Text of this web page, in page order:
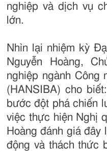
nghiệp và dịch vụ
lớn.
Nhìn lại nhiệm kỳ
Nguyễn Hoàng,
nghiệp ngành Công
(HANSIBA) cho
bước đột phá chiến
việc thực hiện Nghị
Hoàng đánh giá đây
động và thách thức